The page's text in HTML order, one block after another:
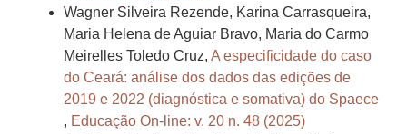
Wagner Silveira Rezende, Karina Carrasqueira,
Maria Helena de Aguiar Bravo, Maria do Carmo
Meirelles Toledo Cruz, A especificidade do caso
do Ceará: análise dos dados das edições de
2019 e 2022 (diagnóstica e somativa) do Spaece
, Educação On-line: v. 20 n. 48 (2025)